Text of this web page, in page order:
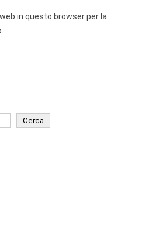
in questo browser per la
Cerca